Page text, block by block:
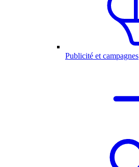
Publicité et campagnes